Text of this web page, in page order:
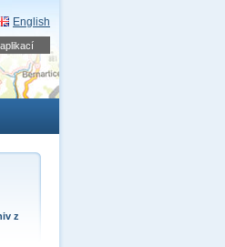
English
z